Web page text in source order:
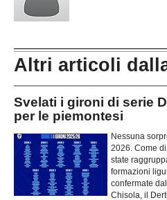
Altri articoli
Svelati i gironi di serie
per le piemontesi
Nessuna
2026. Come
state
formazioni
confermate
Chisola, il